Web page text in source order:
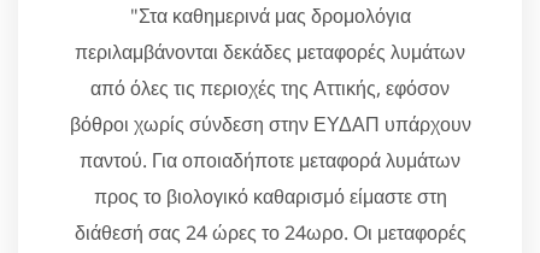
"Στα καθημερινά μας δρομολόγια
περιλαμβάνονται δεκάδες μεταφορές λυμάτων
από όλες τις περιοχές της Αττικής, εφόσον
βόθροι χωρίς σύνδεση στην ΕΥΔΑΠ υπάρχουν
παντού. Για οποιαδήποτε μεταφορά λυμάτων
προς το βιολογικό καθαρισμό είμαστε στη
διάθεσή σας 24 ώρες το 24ωρο. Οι μεταφορές